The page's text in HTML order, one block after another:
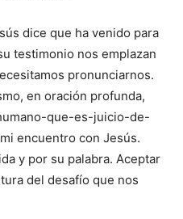
dice que ha venido para
testimonio nos emplazan
pronunciarnos.
en oración profunda,
que-es-juicio-de-
encuentro con Jesús.
y por su palabra. Aceptar
del desafío que nos